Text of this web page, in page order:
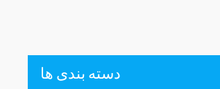
دسته بندی ها